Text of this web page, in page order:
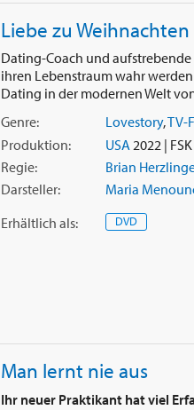
Liebe zu
Dating-Coach und
ihren Lebenstraum wahr
Dating in der modernen Welt
Genre:
Lovestory,TV-
Produktion:
USA 2022 |
Regie:
Brian
Darsteller:
Maria
Erhältlich als: DVD
Man lernt nie aus
Ihr neuer Praktikant hat viel